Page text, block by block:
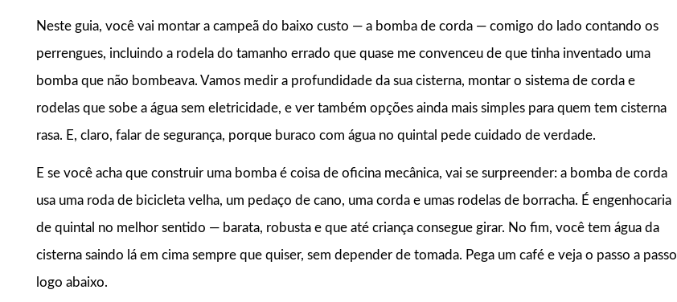
Neste guia, você vai montar a campeã do baixo custo — a bomba de corda — comigo do lado contando os
perrengues, incluindo a rodela do tamanho errado que quase me convenceu de que tinha inventado uma
bomba que não bombeava. Vamos medir a profundidade da sua cisterna, montar o sistema de corda e
rodelas que sobe a água sem eletricidade, e ver também opções ainda mais simples para quem tem cisterna
rasa. E, claro, falar de segurança, porque buraco com água no quintal pede cuidado de verdade.
E se você acha que construir uma bomba é coisa de oficina mecânica, vai se surpreender: a bomba de corda
usa uma roda de bicicleta velha, um pedaço de cano, uma corda e umas rodelas de borracha. É engenhocaria
de quintal no melhor sentido — barata, robusta e que até criança consegue girar. No fim, você tem água da
cisterna saindo lá em cima sempre que quiser, sem depender de tomada. Pega um café e veja o passo a passo
logo abaixo.